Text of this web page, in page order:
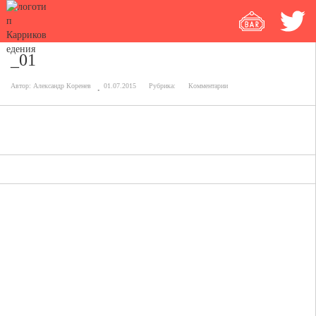
_01
Автор: Александр Коренев 01.07.2015 Рубрика: Комментарии